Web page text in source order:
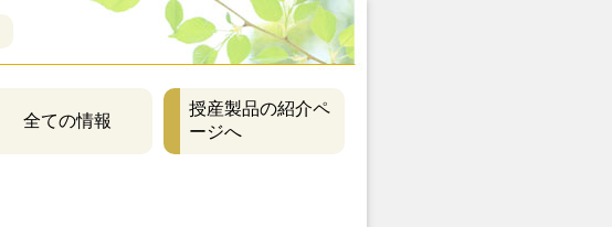
全ての情報
授産製品の紹介ペ
ージへ